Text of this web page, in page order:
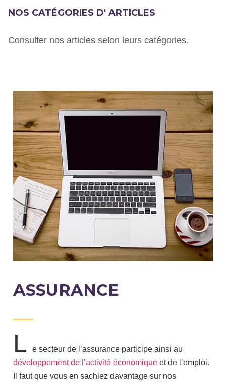
NOS CATÉGORIES D' ARTICLES
Consulter nos articles selon leurs catégories.
ASSURANCE
L
e secteur de l’assurance participe ainsi au
développement de l’activité économique et de l’emploi.
Il faut que vous en sachiez davantage sur nos